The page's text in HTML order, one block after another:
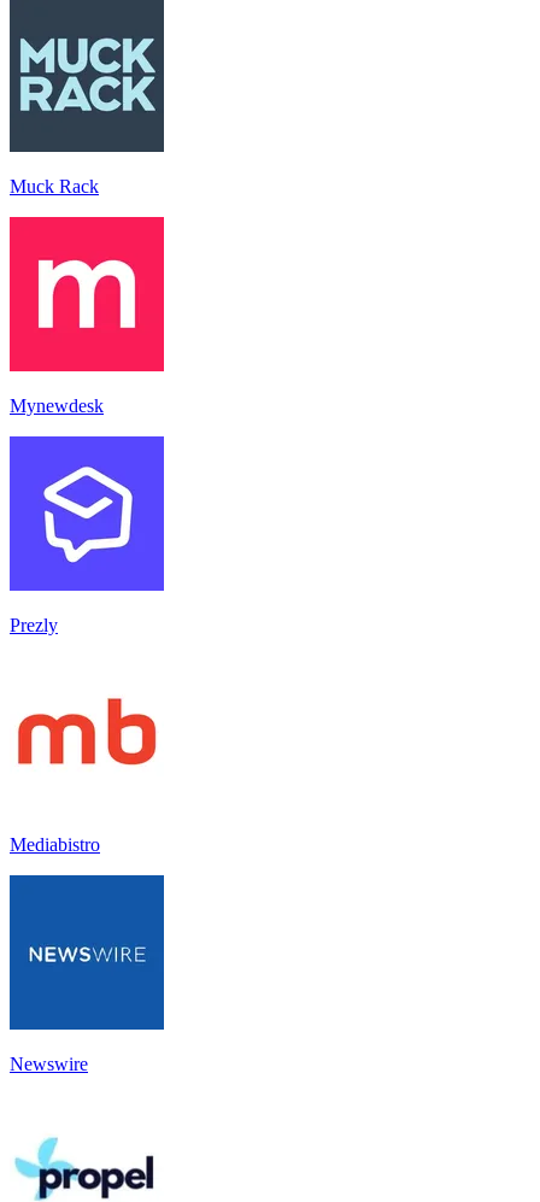
Muck Rack
Mynewdesk
Prezly
Mediabistro
Newswire